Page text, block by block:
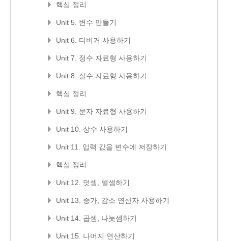
핵심 정리
Unit 5. 변수 만들기
Unit 6. 디버거 사용하기
Unit 7. 정수 자료형 사용하기
Unit 8. 실수 자료형 사용하기
핵심 정리
Unit 9. 문자 자료형 사용하기
Unit 10. 상수 사용하기
Unit 11. 입력 값을 변수에 저장하기
핵심 정리
Unit 12. 덧셈, 뺄셈하기
Unit 13. 증가, 감소 연산자 사용하기
Unit 14. 곱셈, 나눗셈하기
Unit 15. 나머지 연산하기